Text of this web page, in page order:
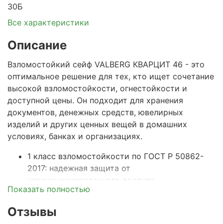
30Б
Все характеристики
Описание
Взломостойкий сейф VALBERG КВАРЦИТ 46 - это
оптимальное решение для тех, кто ищет сочетание
высокой взломостойкости, огнестойкости и
доступной цены. Он подходит для хранения
документов, денежных средств, ювелирных
изделий и других ценных вещей в домашних
условиях, банках и организациях.
1 класс взломостойкости по ГОСТ Р 50862-
2017: надежная защита от
подтвержденная сертификатом.
Класс огнестойкости 30Б по ГОСТ
Показать полностью
Отзывы